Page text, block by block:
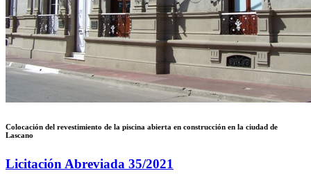
Colocación del revestimiento de la piscina abierta en construcción en la ciudad de
Lascano
Licitación Abreviada 35/2021